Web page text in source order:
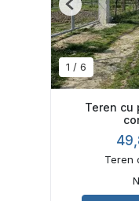
1 / 6
Previous
Teren cu
Teren